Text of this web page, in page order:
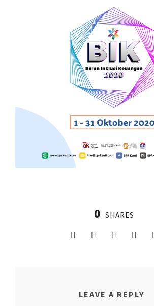
0 SHARES
LEAVE A REPLY